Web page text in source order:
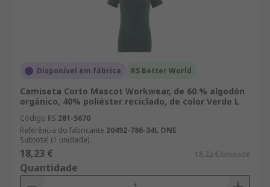
Disponível em fábrica RS Better World
Camiseta Corto Mascot Workwear, de 60 % algodón
orgánico, 40% poliéster reciclado, de color Verde L
Código RS 281-5670
Referência do fabricante 20492-786-34L ONE
Subtotal (1 unidade)
18,23 € 18,23 €/unidade
Quantidade